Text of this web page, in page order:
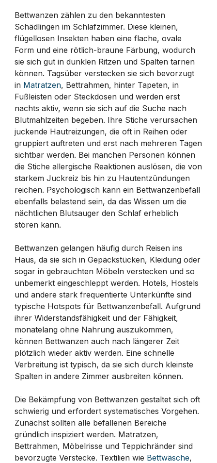
Bettwanzen zählen zu den bekanntesten
Schädlingen im Schlafzimmer. Diese kleinen,
flügellosen Insekten haben eine flache, ovale
Form und eine rötlich-braune Färbung, wodurch
sie sich gut in dunklen Ritzen und Spalten tarnen
können. Tagsüber verstecken sie sich bevorzugt
in Matratzen, Bettrahmen, hinter Tapeten, in
Fußleisten oder Steckdosen und werden erst
nachts aktiv, wenn sie sich auf die Suche nach
Blutmahlzeiten begeben. Ihre Stiche verursachen
juckende Hautreizungen, die oft in Reihen oder
gruppiert auftreten und erst nach mehreren Tagen
sichtbar werden. Bei manchen Personen können
die Stiche allergische Reaktionen auslösen, die von
starkem Juckreiz bis hin zu Hautentzündungen
reichen. Psychologisch kann ein Bettwanzenbefall
ebenfalls belastend sein, da das Wissen um die
nächtlichen Blutsauger den Schlaf erheblich
stören kann.
Bettwanzen gelangen häufig durch Reisen ins
Haus, da sie sich in Gepäckstücken, Kleidung oder
sogar in gebrauchten Möbeln verstecken und so
unbemerkt eingeschleppt werden. Hotels, Hostels
und andere stark frequentierte Unterkünfte sind
typische Hotspots für Bettwanzenbefall. Aufgrund
ihrer Widerstandsfähigkeit und der Fähigkeit,
monatelang ohne Nahrung auszukommen,
können Bettwanzen auch nach längerer Zeit
plötzlich wieder aktiv werden. Eine schnelle
Verbreitung ist typisch, da sie sich durch kleinste
Spalten in andere Zimmer ausbreiten können.
Die Bekämpfung von Bettwanzen gestaltet sich oft
schwierig und erfordert systematisches Vorgehen.
Zunächst sollten alle befallenen Bereiche
gründlich inspiziert werden. Matratzen,
Bettrahmen, Möbelrisse und Teppichränder sind
bevorzugte Verstecke. Textilien wie Bettwäsche,